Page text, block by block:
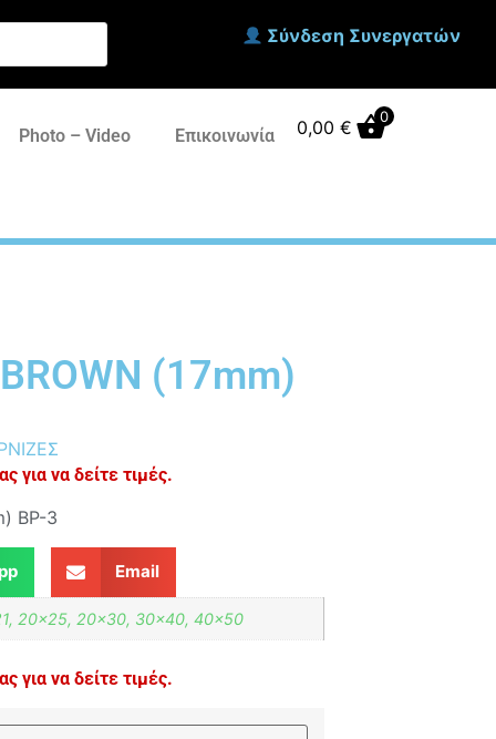
Σύνδεση Συνεργατών
Photo – Video Επικοινωνία 0,00 € 0
(17mm)
για να δείτε τιμές.
BP-3
Email
20×25, 20×30, 30×40, 40×50
για να δείτε τιμές.